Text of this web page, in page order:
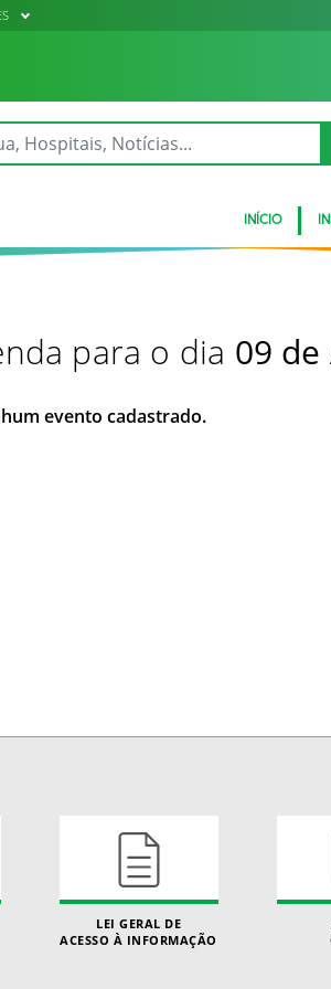
INÍCIO
para o dia 09 de
evento cadastrado.
LEI GERAL DE
ACESSO À INFORMAÇÃO